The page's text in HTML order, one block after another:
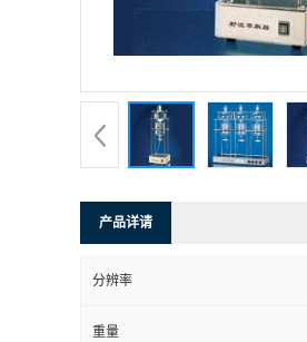
产品详请
分辨率
重量